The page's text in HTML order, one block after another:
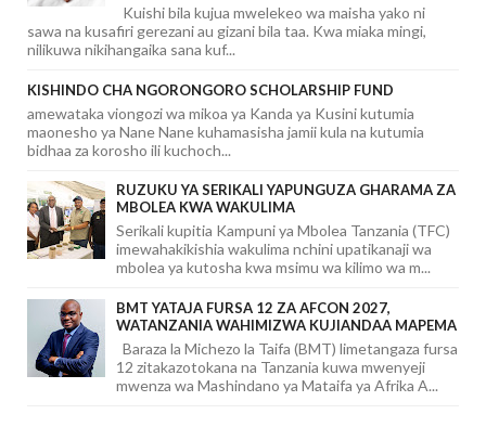
Kuishi bila kujua mwelekeo wa maisha yako ni
sawa na kusafiri gerezani au gizani bila taa. Kwa miaka mingi,
nilikuwa nikihangaika sana kuf...
KISHINDO CHA NGORONGORO SCHOLARSHIP FUND
amewataka viongozi wa mikoa ya Kanda ya Kusini kutumia
maonesho ya Nane Nane kuhamasisha jamii kula na kutumia
bidhaa za korosho ili kuchoch...
RUZUKU YA SERIKALI YAPUNGUZA GHARAMA ZA
MBOLEA KWA WAKULIMA
Serikali kupitia Kampuni ya Mbolea Tanzania (TFC)
imewahakikishia wakulima nchini upatikanaji wa
mbolea ya kutosha kwa msimu wa kilimo wa m...
BMT YATAJA FURSA 12 ZA AFCON 2027,
WATANZANIA WAHIMIZWA KUJIANDAA MAPEMA
Baraza la Michezo la Taifa (BMT) limetangaza fursa
12 zitakazotokana na Tanzania kuwa mwenyeji
mwenza wa Mashindano ya Mataifa ya Afrika A...